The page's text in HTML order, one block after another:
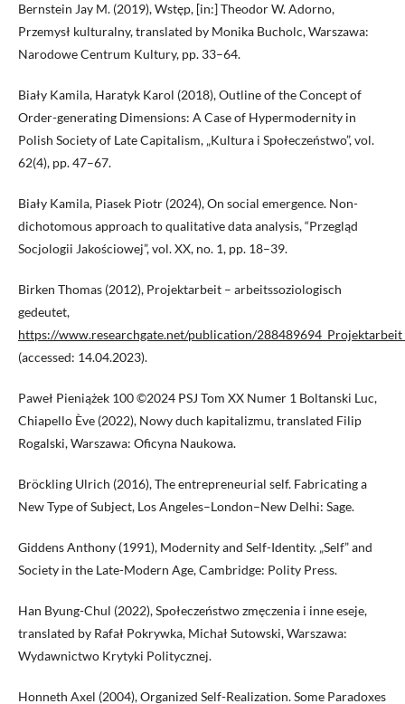
Bernstein Jay M. (2019), Wstęp, [in:] Theodor W. Adorno,
Przemysł kulturalny, translated by Monika Bucholc, Warszawa:
Narodowe Centrum Kultury, pp. 33–64.
Biały Kamila, Haratyk Karol (2018), Outline of the Concept of
Order-generating Dimensions: A Case of Hypermodernity in
Polish Society of Late Capitalism, „Kultura i Społeczeństwo”, vol.
62(4), pp. 47–67.
Biały Kamila, Piasek Piotr (2024), On social emergence. Non-
dichotomous approach to qualitative data analysis, “Przegląd
Socjologii Jakościowej”, vol. XX, no. 1, pp. 18–39.
Birken Thomas (2012), Projektarbeit – arbeitssoziologisch
gedeutet,
https://www.researchgate.net/publication/
(accessed: 14.04.2023).
Paweł Pieniążek 100 ©2024 PSJ Tom XX Numer 1 Boltanski Luc,
Chiapello Ève (2022), Nowy duch kapitalizmu, translated Filip
Rogalski, Warszawa: Oficyna Naukowa.
Bröckling Ulrich (2016), The entrepreneurial self. Fabricating a
New Type of Subject, Los Angeles–London–New Delhi: Sage.
Giddens Anthony (1991), Modernity and Self-Identity. „Self” and
Society in the Late-Modern Age, Cambridge: Polity Press.
Han Byung-Chul (2022), Społeczeństwo zmęczenia i inne eseje,
translated by Rafał Pokrywka, Michał Sutowski, Warszawa:
Wydawnictwo Krytyki Politycznej.
Honneth Axel (2004), Organized Self-Realization. Some Paradoxes